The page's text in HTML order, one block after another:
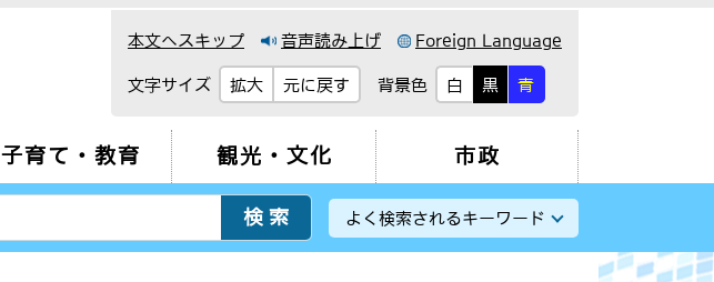
本文へスキップ 音声読み上げ Foreign Language
文字サイズ 拡大 元に戻す 背景色 白 黒 青
子育て・教育 観光・文化 市政
よく検索されるキーワード